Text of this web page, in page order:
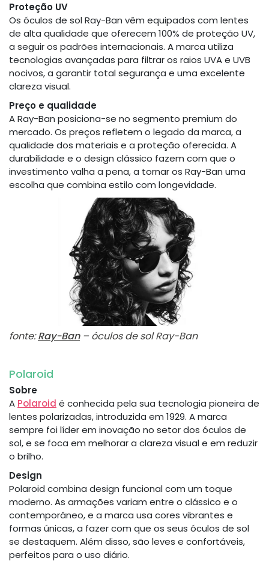
Proteção UV
Os óculos de sol Ray-Ban vêm equipados com lentes
de alta qualidade que oferecem 100% de proteção UV,
a seguir os padrões internacionais. A marca utiliza
tecnologias avançadas para filtrar os raios UVA e UVB
nocivos, a garantir total segurança e uma excelente
clareza visual.
Preço e qualidade
A Ray-Ban posiciona-se no segmento premium do
mercado. Os preços refletem o legado da marca, a
qualidade dos materiais e a proteção oferecida. A
durabilidade e o design clássico fazem com que o
investimento valha a pena, a tornar os Ray-Ban uma
escolha que combina estilo com longevidade.
fonte:Ray-Ban– óculos de sol Ray-Ban
Polaroid
Sobre
A Polaroid é conhecida pela sua tecnologia pioneira de
lentes polarizadas, introduzida em 1929. A marca
sempre foi líder em inovação no setor dos óculos de
sol, e se foca em melhorar a clareza visual e em reduzir
o brilho.
Design
Polaroid combina design funcional com um toque
moderno. As armações variam entre o clássico e o
contemporâneo, e a marca usa cores vibrantes e
formas únicas, a fazer com que os seus óculos de sol
se destaquem. Além disso, são leves e confortáveis,
perfeitos para o uso diário.